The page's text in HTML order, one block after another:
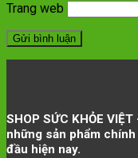
Trang web
SHOP SỨC KHỎE
những sản phẩm
đầu hiện nay.